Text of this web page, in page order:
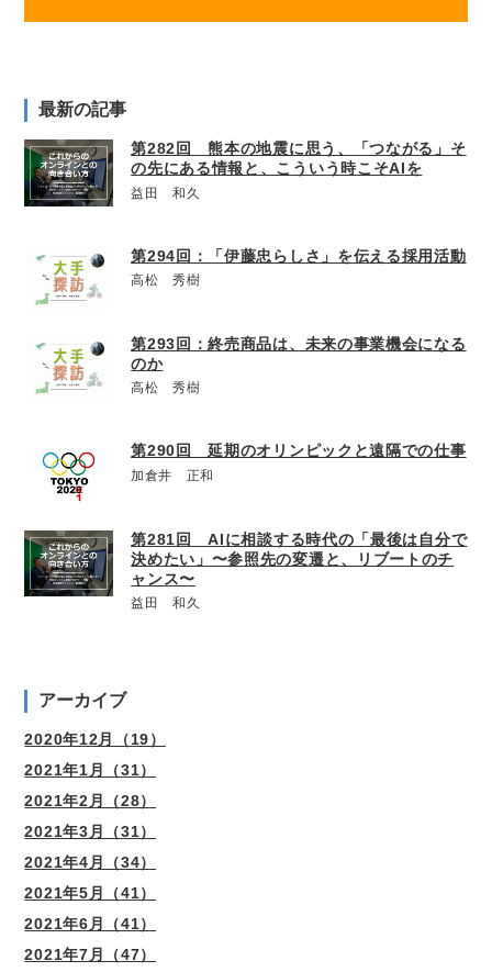
最新の記事
第282回 熊本の地震に思う、「つながる」そ
の先にある情報と、こういう時こそAIを
益田 和久
第294回：「伊藤忠らしさ」を伝える採用活動
高松 秀樹
第293回：終売商品は、未来の事業機会になる
のか
高松 秀樹
第290回 延期のオリンピックと遠隔での仕事
加倉井 正和
第281回 AIに相談する時代の「最後は自分で
決めたい」〜参照先の変遷と、リブートのチ
ャンス〜
益田 和久
アーカイブ
2020年12月（19）
2021年1月（31）
2021年2月（28）
2021年3月（31）
2021年4月（34）
2021年5月（41）
2021年6月（41）
2021年7月（47）